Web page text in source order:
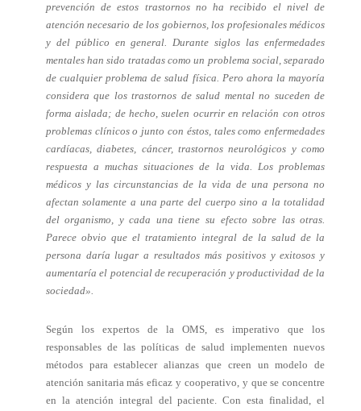
prevención de estos trastornos no ha recibido el nivel de
atención necesario de los gobiernos, los profesionales médicos
y del público en general. Durante siglos las enfermedades
mentales han sido tratadas como un problema social, separado
de cualquier problema de salud física. Pero ahora la mayoría
considera que los trastornos de salud mental no suceden de
forma aislada; de hecho, suelen ocurrir en relación con otros
problemas clínicos o junto con éstos, tales como enfermedades
cardíacas, diabetes, cáncer, trastornos neurológicos y como
respuesta a muchas situaciones de la vida. Los problemas
médicos y las circunstancias de la vida de una persona no
afectan solamente a una parte del cuerpo sino a la totalidad
del organismo, y cada una tiene su efecto sobre las otras.
Parece obvio que el tratamiento integral de la salud de la
persona daría lugar a resultados más positivos y exitosos y
aumentaría el potencial de recuperación y productividad de la
sociedad».
Según los expertos de la OMS, es imperativo que los
responsables de las políticas de salud implementen nuevos
métodos para establecer alianzas que creen un modelo de
atención sanitaria más eficaz y cooperativo, y que se concentre
en la atención integral del paciente. Con esta finalidad, el